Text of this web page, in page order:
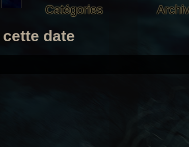
date
Catégories